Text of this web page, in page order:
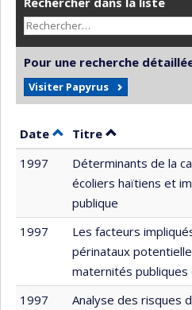
Pour une recherche
Visiter Papyrus
Date Trier par date en ordre
Titre Trier par titre
1997
Déterminants de la
écoliers haïtiens et
publique
1997
Les facteurs
périnataux
maternités publiques
1997
Analyse des risques